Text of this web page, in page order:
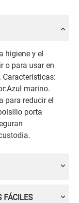
higiene y el
o para usar en
marino.
para reducir el
porta
FÁCILES